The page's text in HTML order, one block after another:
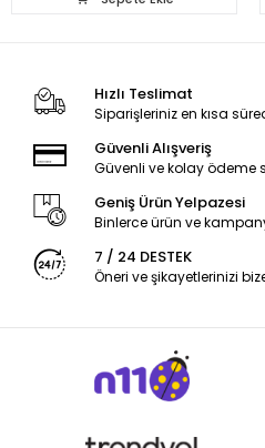
Hızlı Teslimat
Siparişleriniz en kısa
Güvenli Alışveriş
Güvenli ve kolay ödeme
Geniş Ürün Yelpazesi
Binlerce ürün ve
7 / 24 DESTEK
Öneri ve şikayetlerinizi